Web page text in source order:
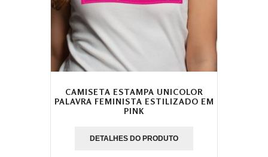
CAMISETA ESTAMPA UNICOLOR
PALAVRA FEMINISTA ESTILIZADO EM
PINK
DETALHES DO PRODUTO